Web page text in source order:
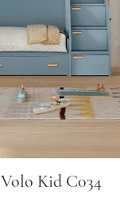
Volo Kid C034